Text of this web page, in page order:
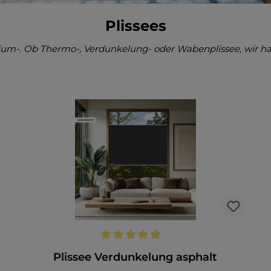
Plissees
. Ob Thermo-, Verdunkelung- oder Wabenplissee, wir
Plissee Verdunkelung asphalt